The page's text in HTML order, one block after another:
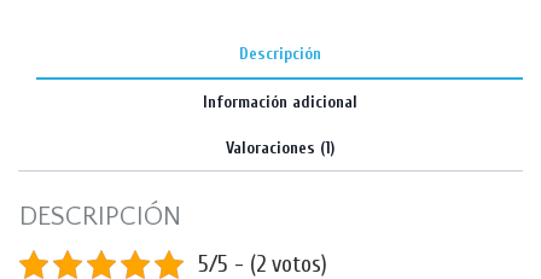
Descripción
Información adicional
Valoraciones (1)
DESCRIPCIÓN
5/5 - (2 votos)